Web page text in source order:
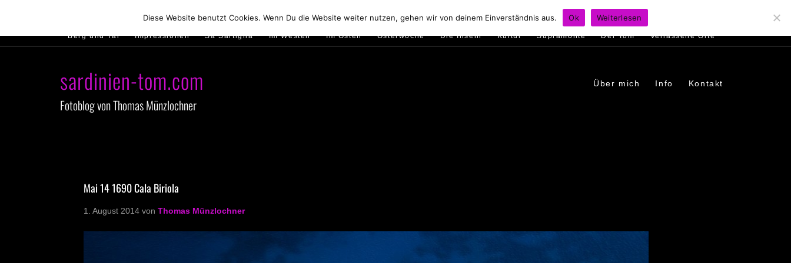
Traumstrände Feste feiern Golfo di Orosei Im Norden Im Süden Gallura Murales Ambiente Menschen
Berg und Tal Impressionen Sa Sartiglia Im Westen Im Osten Osterwoche Die Inseln Kultur Supramonte Der Tom Verlassene Orte
sardinien-tom.com
Fotoblog von Thomas Münzlochner
Über mich Info Kontakt
Mai 14 1690 Cala Biriola
1. August 2014 von Thomas Münzlochner
Diese Website benutzt Cookies. Wenn Du die Website weiter nutzen, gehen wir von deinem Einverständnis aus. Ok Weiterlesen